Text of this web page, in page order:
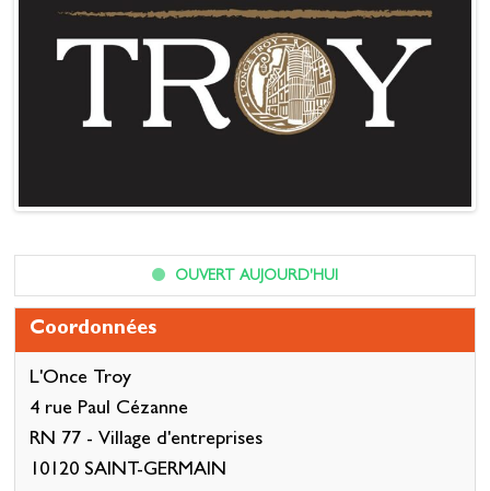
OUVERT AUJOURD'HUI
Coordonnées
L'Once Troy
4 rue Paul Cézanne
RN 77 - Village d'entreprises
10120 SAINT-GERMAIN